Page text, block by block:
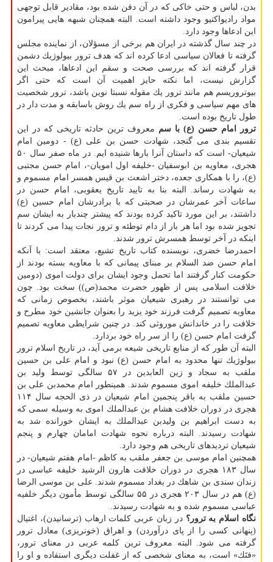
بدن، لباس و حتی خاكی كه در آن دفن شده بود، مقادیر قابل توجهی
مواد رادیواكتیو وجود داشته است. البته همچنان شبهه هایی پیرامون
این ادعاها وجود دارد.
در چند سال گذشته در ایران هم برخی از مسؤلان، از نماینده مجلس
گرفته تا فعالان سیاسی ادعا كرده اند كه هدف ترور بیولوژیك دشمن
قرار گرفته اند كه بررسی صحت و سقم این ادعاها، مبحث این
گزارش نیست، اما نكته حایز اهمیت آن است كه حتی اگر
بیوتروریسم هم مانند ترور یك مقوله نسبتا نوین باشد، ترور شخصیت
های مهم سیاسی و فكری از راه سم یك روش باسابقه و مدت دار در
طول تاریخ بوده است.
ترور امام حسن (ع) با سم معروف ترین حادثه تاریخی كه در این
تقسیم بندی می گنجد، شهادت حسن بن علی (ع) - دومین امام
شیعیان- است كه داستان آنرا بارها شنیده ایم. در ماه صفر سال ۵۰
هجری، معاویه بن ابوسفیان -خلیفه اول امویان-، امام حسن مجتبی
(ع)، را با همكاری جعده، دختر اشعث بن قیس همسر امام مسموم و
به شهادت رساند. البته بنا به تایید تاریخ یعقوبی، امام حسن در
ساعات آخر عمرشان در صحبتی كه با برادرشان امام حسین (ع)
داشتند، بر این مورد تاكید كرده بودند كه پیشتر چندبار به ایشان سم
تجویز شده بود اما هر بار از دام توطئه و ترور نجات پیدا می كردند تا
اینكه در آخر توسط همسرش ترور شدند.
احمدرضا خضری، نویسنده كتاب تاریخ تشیع، معتقد است: با آنكه
امام حسن ضد السلام بر مبنای پیمانی كه با معاویه بسته بودند از
حكومت كنار گرفتند اما تحمل وجود ایشان برای دولت اموی (دومین
خلافت اسلامی پس از ظهور حضرت محمد(ص)) سخت بود. چون
می توانستند در رهبری شیعیان موثر باشند، بخصوص زمانی كه
معاویه تصمیم گرفت فرزند خود یزید را بعنوان جانشین خود مطرح و
خلافت را در خاندانش موروثی كند. در چنین شرایطی معاویه تصمیم
گرفت امام حسن (ع) را از سر راه خود بردارد.
البته آن طور كه از منابع تاریخی شیعه برمی آید، در تاریخ اسلام ترور
بیولوژیك تنها محدود به امام حسن (ع) نبود و امام علی بن حسین
ملقب به سجاد و زین العابدین در ۵۷ سالگی توسط ولید بن
عبدالملك خلیفه اموی مسموم شدند. همینطور امام محمدبن علی بن
حسین ملقب به باقر پنجمین امام شیعیان در ذی الحجه سال ۱۱۴
هجری در دوران خلافت هشام بن عبدالملك اموی به وسیله سمی كه
به دست ابراهیم بن ولیدبن عبدالملك به ایشان خورانده شد به
شهادت رسیدند. البته درباره نحوه شهادت امامان چهارم و پنجم
شیعیان تردیدهای تاریخی هم وجود دارد.
همچنین امام موسی بن جعفر ملقب به كاظم -امام هفتم شیعیان- در
سال ۱۸۳ هجری در دوران خلافت هارون الرشید خلیفه عباسی در
زندان سندی بن شاهك در بغداد مسموم شدند. علی بن موسی الرضا
(ع) هم در سال ۲۰۳ هجری در ۵۵ سالگی توسط مأمون دیگر خلفیه
عباسی مسموم شده و به شهادت رسیدند.
نگاه اسلام به ترور؟در زبان عربی كلمات ارهاب (ترسانیدن)، اغتیال
(پنهانی كسی را از پای درآوردن) و اهراق (خونریزی) معادل ترور
گرفته می شود. البته معروف ترین كلمه عربی در معنای ترور،
«فتَك» است، به معنای شخصی كه از غفلت دیگری استفاده و او را